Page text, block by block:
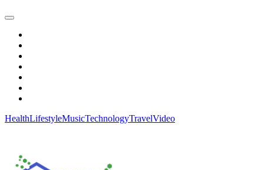
HealthLifestyleMusicTechnologyTravelVideo